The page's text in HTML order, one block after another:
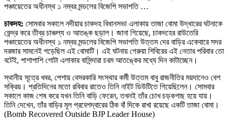
পঞ্চায়েতের অধীনস্থ ১ নম্বর মন্ডলের বিজেপি সভাপতি …
চাকদহ: সোমবার সকালে নদীয়ার চাকদহ বিধানসভা এলাকায় তাজা বোমা উদ্ধারের ঘটনাকে
কেন্দ্র করে তীব্র চাঞ্চল্য ও আতঙ্ক ছড়াল। জানা গিয়েছে, চাকদহের রাউতেরি
পঞ্চায়েতের অধীনস্থ ১ নম্বর মন্ডলের বিজেপি সভাপতি উত্তম দের বাড়ির একেবারে সদর
দরজার সামনেই পড়েছিল এই বোমাটি। এই ঘটনায় গেরুয়া শিবিরের এই নেতার পরিবার তো
বটেই, পাশাপাশি গোটা এলাকার বাসিন্দারা চরম আতঙ্কের মধ্যে দিন কাটাচ্ছেন।
স্থানীয় সূত্রে খবর, পেশায় বেসরকারি সংস্থার কর্মী উত্তম বাবু রাজনীতির ময়দানেও বেশ
সক্রিয়। প্রতিদিনের মতো রবিবার রাতেও তিনি নাইট ডিউটিতে গিয়েছিলেন। সোমবার
সকালে কাজ শেষ করে যখন তিনি বাড়ি ফেরেন, তখনই তাঁর চোখ চড়কগাছ হয়ে যায়।
তিনি দেখেন, তাঁর বাড়ির মূল প্রবেশদ্বারের ঠিক বাঁ দিকে রাখা রয়েছে একটি তাজা বোমা।
(Bomb Recovered Outside BJP Leader House)